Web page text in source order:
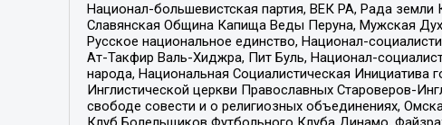
Национал-большевистская партия, ВЕК РА, Рада
Славянская Община Капища Веды Перуна, Мужская
Русское национальное единство, Национал-
Ат-Такфир Валь-Хиджра, Пит Буль, Национал-
народа, Национальная Социалистическая
Инглистической церкви Православных Староверов-
свободе совести и о религиозных объединениях,